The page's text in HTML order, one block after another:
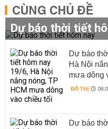
CÙNG CHỦ ĐỀ
Dự báo thời tiết
Dự báo
Hà Nội
mưa dông
ĐÔ THỊ
Dự báo